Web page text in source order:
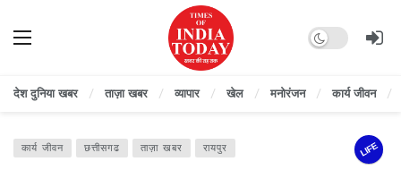
Dark mode
देश दुनिया खबर ताज़ा खबर व्यापार खेल मनोरंजन कार्य जीवन
LIFE
कार्य जीवन छत्तीसगढ ताज़ा खबर रायपुर